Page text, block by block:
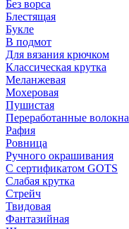
Без ворса
Блестящая
Букле
В подмот
Для вязания крючком
Классическая крутка
Меланжевая
Мохеровая
Пушистая
Переработанные волокна
Рафия
Ровница
Ручного окрашивания
С сертификатом GOTS
Слабая крутка
Стрейч
Твидовая
Фантазийная